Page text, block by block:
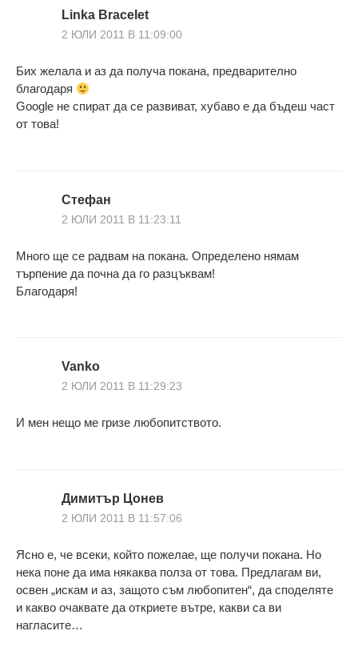
Linka Bracelet
2 ЮЛИ 2011 В 11:09:00
Бих желала и аз да получа покана, предварително
благодаря
Google не спират да се развиват, хубаво е да бъдеш част
от това!
Стефан
2 ЮЛИ 2011 В 11:23:11
Много ще се радвам на покана. Определено нямам
търпение да почна да го разцъквам!
Благодаря!
Vanko
2 ЮЛИ 2011 В 11:29:23
И мен нещо ме гризе любопитството.
Димитър Цонев
2 ЮЛИ 2011 В 11:57:06
Ясно е, че всеки, който пожелае, ще получи покана. Но
нека поне да има някаква полза от това. Предлагам ви,
освен „искам и аз, защото съм любопитен“, да споделяте
и какво очаквате да откриете вътре, какви са ви
нагласите…